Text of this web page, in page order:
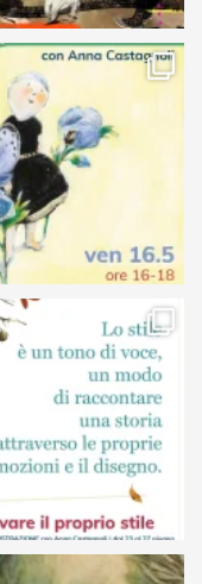
127 4
7